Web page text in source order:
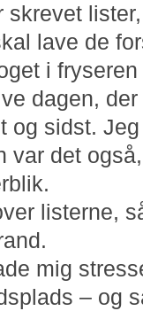
skrevet
lave de
i
dagen,
sidst.
var det
listerne,
mig
– og